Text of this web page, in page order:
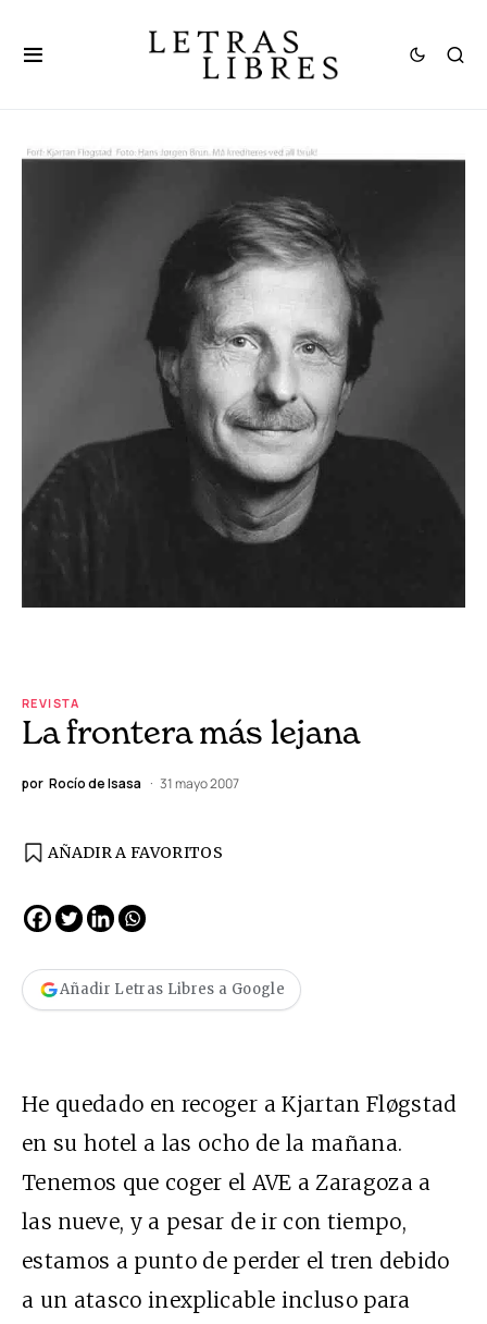
REVISTA
La frontera más lejana
por Rocío de Isasa 31 mayo 2007
AÑADIR A FAVORITOS
Añadir Letras Libres a Google
He quedado en recoger a Kjartan Fløgstad
en su hotel a las ocho de la mañana.
Tenemos que coger el AVE a Zaragoza a
las nueve, y a pesar de ir con tiempo,
estamos a punto de perder el tren debido
a un atasco inexplicable incluso para